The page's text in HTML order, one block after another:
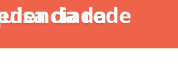
da rede credenciada